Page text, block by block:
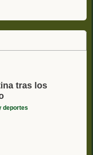
tras los
deportes